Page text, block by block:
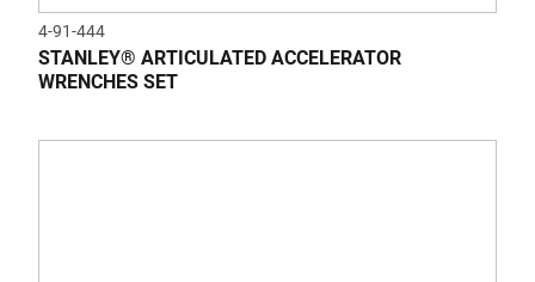
4-91-444
STANLEY® ARTICULATED ACCELERATOR
WRENCHES SET